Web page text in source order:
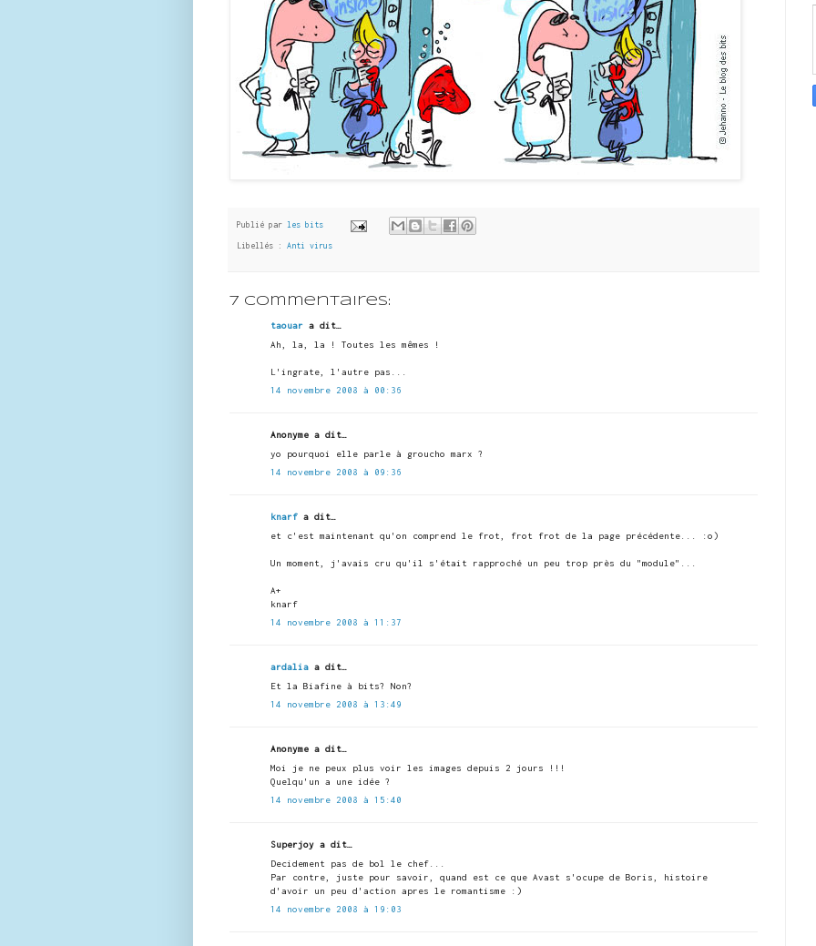
Publié par les bits
Libellés : Anti virus
7 commentaires:
taouar a dit…
Ah, la, la ! Toutes les mêmes !
L'ingrate, l'autre pas...
14 novembre 2008 à 00:36
Anonyme a dit…
yo pourquoi elle parle à groucho marx ?
14 novembre 2008 à 09:36
knarf a dit…
et c'est maintenant qu'on comprend le frot, frot frot de la page précédente... :o)
Un moment, j'avais cru qu'il s'était rapproché un peu trop près du "module"...
A+
knarf
14 novembre 2008 à 11:37
ardalia a dit…
Et la Biafine à bits? Non?
14 novembre 2008 à 13:49
Anonyme a dit…
Moi je ne peux plus voir les images depuis 2 jours !!!
Quelqu'un a une idée ?
14 novembre 2008 à 15:40
Superjoy a dit…
Decidement pas de bol le chef...
Par contre, juste pour savoir, quand est ce que Avast s'ocupe de Boris, histoire
d'avoir un peu d'action apres le romantisme :)
14 novembre 2008 à 19:03